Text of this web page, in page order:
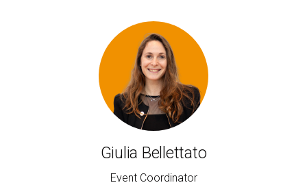
Giulia Bellettato
Event Coordinator